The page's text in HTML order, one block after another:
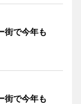
街で今年も
街で今年も